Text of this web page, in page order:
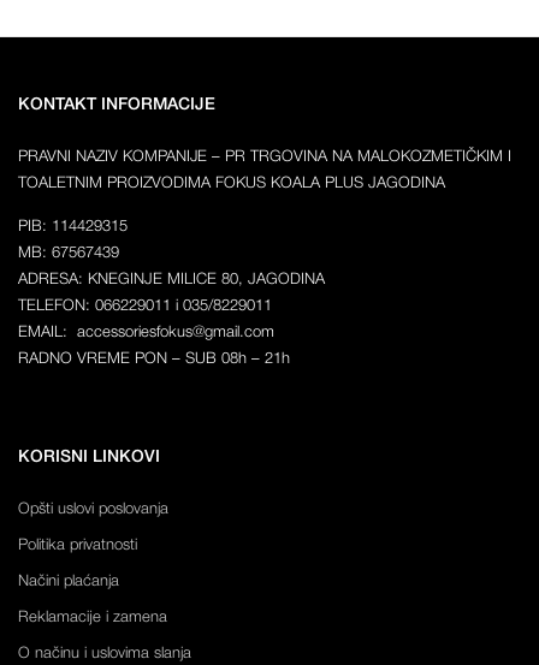
KONTAKT INFORMACIJE
PRAVNI NAZIV KOMPANIJE – PR TRGOVINA NA MALOKOZMETIČKIM I
TOALETNIM PROIZVODIMA FOKUS KOALA PLUS JAGODINA
PIB: 114429315
MB: 67567439
ADRESA: KNEGINJE MILICE 80, JAGODINA
TELEFON: 066229011 i 035/8229011
EMAIL: accessoriesfokus@gmail.com
RADNO VREME PON – SUB 08h – 21h
KORISNI LINKOVI
Opšti uslovi poslovanja
Politika privatnosti
Načini plaćanja
Reklamacije i zamena
O načinu i uslovima slanja